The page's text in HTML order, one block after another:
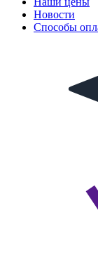
Новости
Способы